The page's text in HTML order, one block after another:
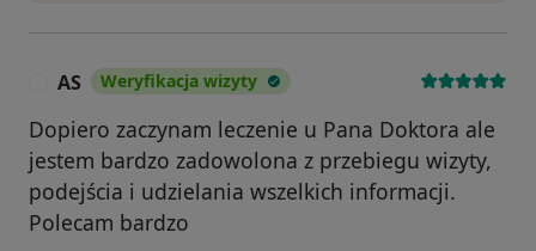
AS Weryfikacja wizyty
Dopiero zaczynam leczenie u Pana Doktora ale
jestem bardzo zadowolona z przebiegu wizyty,
podejścia i udzielania wszelkich informacji.
Polecam bardzo